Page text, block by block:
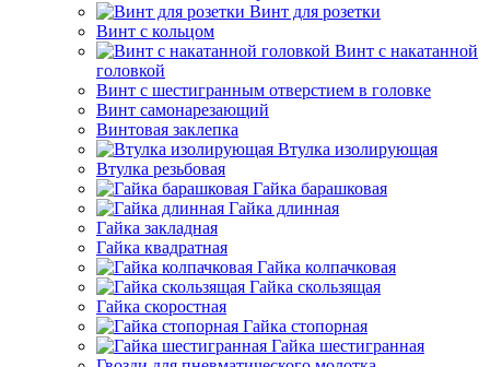
Винт для розетки
Винт с кольцом
Винт с накатанной
головкой
Винт с шестигранным отверстием в головке
Винт самонарезающий
Винтовая заклепка
Втулка изолирующая
Втулка резьбовая
Гайка барашковая
Гайка длинная
Гайка закладная
Гайка квадратная
Гайка колпачковая
Гайка скользящая
Гайка скоростная
Гайка стопорная
Гайка шестигранная